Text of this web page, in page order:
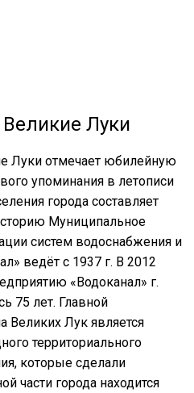
Луки
Луки отмечает юбилейную
упоминания в летописи
города составляет
Муниципальное
систем водоснабжения и
ведёт с 1937 г. В 2012
«Водоканал» г.
75 лет. Главной
Великих Лук является
территориального
которые сделали
части города находится